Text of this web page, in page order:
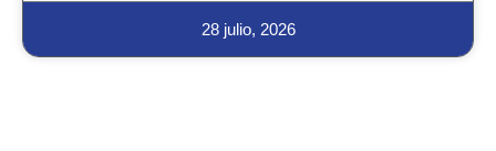
28 julio, 2026